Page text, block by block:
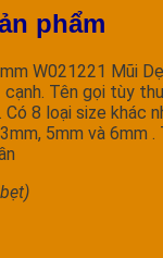
phẩm
W021221 Mũi
Tên gọi tùy
8 loại size khác
5mm và 6mm .